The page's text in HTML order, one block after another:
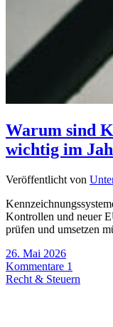
Warum sind
wichtig im
Veröffentlicht von
Kontrollen und neuer
prüfen und umsetzen
26. Mai 2026
Kommentare 1
Recht & Steuern